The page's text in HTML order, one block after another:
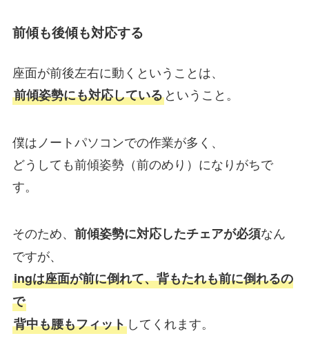
前傾も後傾も対応する
座面が前後左右に動くということは、
前傾姿勢にも対応しているということ。
僕はノートパソコンでの作業が多く、
どうしても前傾姿勢（前のめり）になりがちで
す。
そのため、 前傾姿勢に対応したチェアが必須なん
ですが、
ingは座面が前に倒れて、背もたれも前に倒れるの
で
背中も腰もフィットしてくれます。